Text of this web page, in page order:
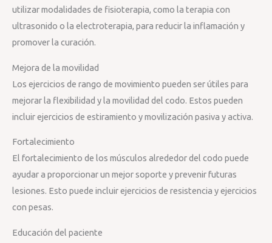
utilizar modalidades de fisioterapia, como la terapia con
ultrasonido o la electroterapia, para reducir la inflamación y
promover la curación.
Mejora de la movilidad
Los ejercicios de rango de movimiento pueden ser útiles para
mejorar la flexibilidad y la movilidad del codo. Estos pueden
incluir ejercicios de estiramiento y movilización pasiva y activa.
Fortalecimiento
El fortalecimiento de los músculos alrededor del codo puede
ayudar a proporcionar un mejor soporte y prevenir futuras
lesiones. Esto puede incluir ejercicios de resistencia y ejercicios
con pesas.
Educación del paciente